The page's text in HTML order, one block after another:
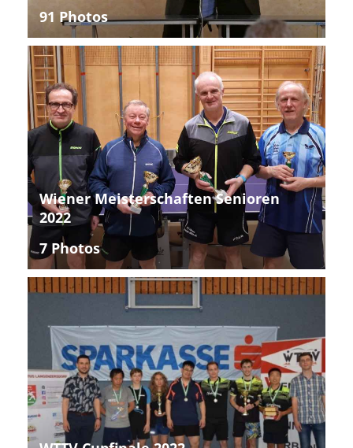
91 Photos
Wiener Meisterschaften Senioren
2022
7 Photos